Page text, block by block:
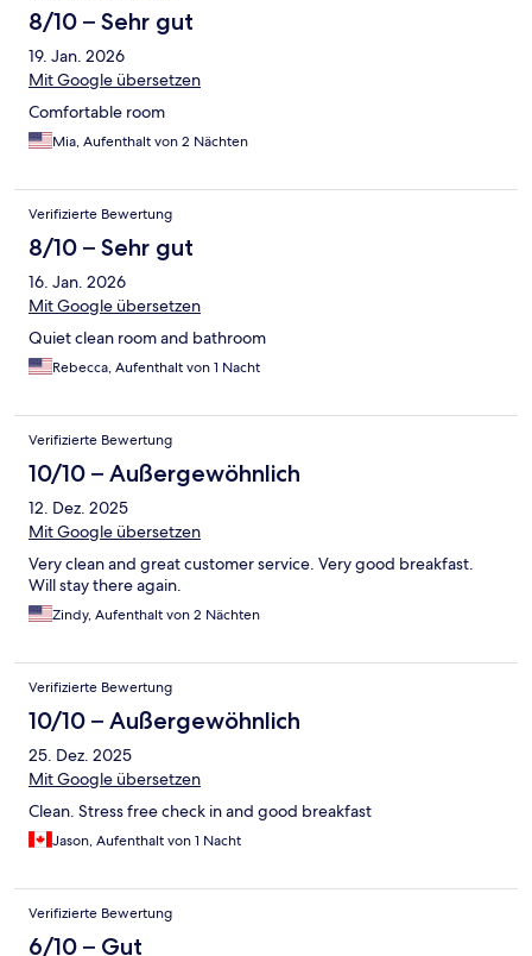
8/10 – Sehr gut
19. Jan. 2026
Mit Google übersetzen
Comfortable room
Mia, Aufenthalt von 2 Nächten
Verifizierte Bewertung
8/10 – Sehr gut
16. Jan. 2026
Mit Google übersetzen
Quiet clean room and bathroom
Rebecca, Aufenthalt von 1 Nacht
Verifizierte Bewertung
10/10 – Außergewöhnlich
12. Dez. 2025
Mit Google übersetzen
Very clean and great customer service. Very good breakfast.
Will stay there again.
Zindy, Aufenthalt von 2 Nächten
Verifizierte Bewertung
10/10 – Außergewöhnlich
25. Dez. 2025
Mit Google übersetzen
Clean. Stress free check in and good breakfast
Jason, Aufenthalt von 1 Nacht
Verifizierte Bewertung
6/10 – Gut